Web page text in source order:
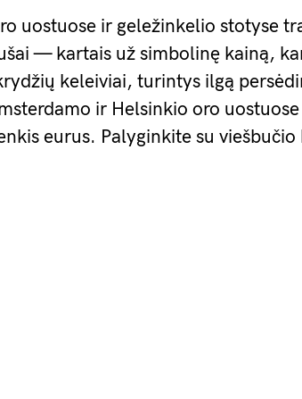
uostuose ir geležinkelio stotyse
— kartais už simbolinę kainą,
keleiviai, turintys ilgą
ir Helsinkio oro
eurus. Palyginkite su